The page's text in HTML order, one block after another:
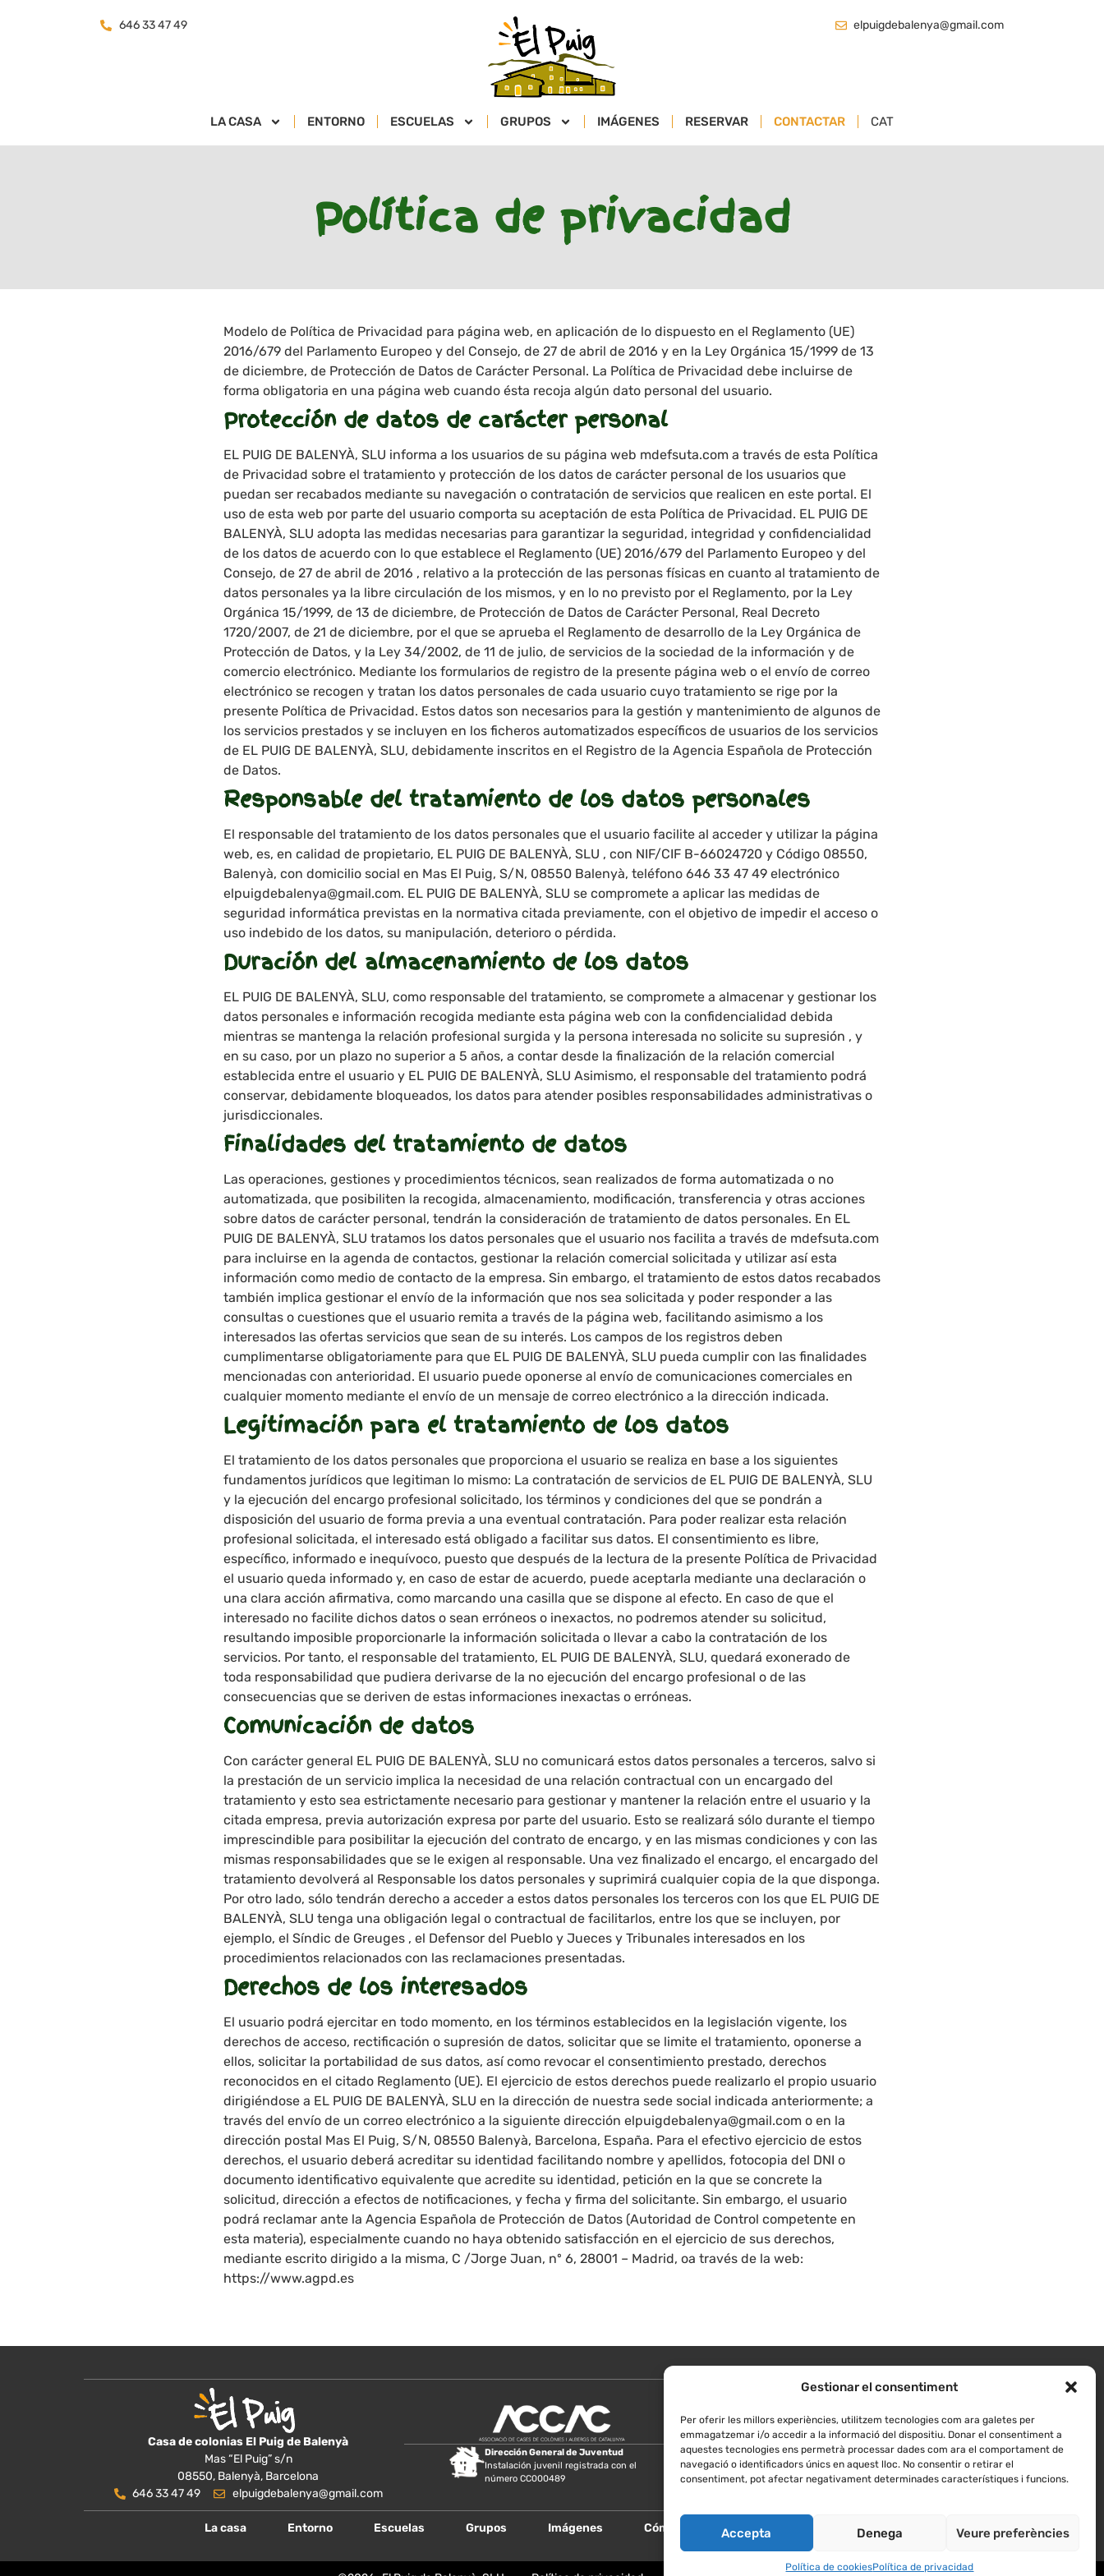
Gestionar el consentiment
Per oferir les millors experiències, utilitzem tecnologies com ara galetes per
emmagatzemar i/o accedir a la informació del dispositiu. Donar el consentiment a
aquestes tecnologies ens permetrà processar dades com ara el comportament de
navegació o identificadors únics en aquest lloc. No consentir o retirar el
consentiment, pot afectar negativament determinades característiques i funcions.
Accepta Denega Veure preferències
Política de cookiesPolítica de privacidad
646 33 47 49 elpuigdebalenya@gmail.com
LA CASA ENTORNO ESCUELAS GRUPOS IMÁGENES RESERVAR CONTACTAR CAT
Política de privacidad
Modelo de Política de Privacidad para página web, en aplicación de lo dispuesto en el Reglamento (UE)
2016/679 del Parlamento Europeo y del Consejo, de 27 de abril de 2016 y en la Ley Orgánica 15/1999 de 13
de diciembre, de Protección de Datos de Carácter Personal. La Política de Privacidad debe incluirse de
forma obligatoria en una página web cuando ésta recoja algún dato personal del usuario.
Protección de datos de carácter personal
EL PUIG DE BALENYÀ, SLU informa a los usuarios de su página web mdefsuta.com a través de esta Política
de Privacidad sobre el tratamiento y protección de los datos de carácter personal de los usuarios que
puedan ser recabados mediante su navegación o contratación de servicios que realicen en este portal. El
uso de esta web por parte del usuario comporta su aceptación de esta Política de Privacidad. EL PUIG DE
BALENYÀ, SLU adopta las medidas necesarias para garantizar la seguridad, integridad y confidencialidad
de los datos de acuerdo con lo que establece el Reglamento (UE) 2016/679 del Parlamento Europeo y del
Consejo, de 27 de abril de 2016 , relativo a la protección de las personas físicas en cuanto al tratamiento de
datos personales ya la libre circulación de los mismos, y en lo no previsto por el Reglamento, por la Ley
Orgánica 15/1999, de 13 de diciembre, de Protección de Datos de Carácter Personal, Real Decreto
1720/2007, de 21 de diciembre, por el que se aprueba el Reglamento de desarrollo de la Ley Orgánica de
Protección de Datos, y la Ley 34/2002, de 11 de julio, de servicios de la sociedad de la información y de
comercio electrónico. Mediante los formularios de registro de la presente página web o el envío de correo
electrónico se recogen y tratan los datos personales de cada usuario cuyo tratamiento se rige por la
presente Política de Privacidad. Estos datos son necesarios para la gestión y mantenimiento de algunos de
los servicios prestados y se incluyen en los ficheros automatizados específicos de usuarios de los servicios
de EL PUIG DE BALENYÀ, SLU, debidamente inscritos en el Registro de la Agencia Española de Protección
de Datos.
Responsable del tratamiento de los datos personales
El responsable del tratamiento de los datos personales que el usuario facilite al acceder y utilizar la página
web, es, en calidad de propietario, EL PUIG DE BALENYÀ, SLU , con NIF/CIF B-66024720 y Código 08550,
Balenyà, con domicilio social en Mas El Puig, S/N, 08550 Balenyà, teléfono 646 33 47 49 electrónico
elpuigdebalenya@gmail.com. EL PUIG DE BALENYÀ, SLU se compromete a aplicar las medidas de
seguridad informática previstas en la normativa citada previamente, con el objetivo de impedir el acceso o
uso indebido de los datos, su manipulación, deterioro o pérdida.
Duración del almacenamiento de los datos
EL PUIG DE BALENYÀ, SLU, como responsable del tratamiento, se compromete a almacenar y gestionar los
datos personales e información recogida mediante esta página web con la confidencialidad debida
mientras se mantenga la relación profesional surgida y la persona interesada no solicite su supresión , y
en su caso, por un plazo no superior a 5 años, a contar desde la finalización de la relación comercial
establecida entre el usuario y EL PUIG DE BALENYÀ, SLU Asimismo, el responsable del tratamiento podrá
conservar, debidamente bloqueados, los datos para atender posibles responsabilidades administrativas o
jurisdiccionales.
Finalidades del tratamiento de datos
Las operaciones, gestiones y procedimientos técnicos, sean realizados de forma automatizada o no
automatizada, que posibiliten la recogida, almacenamiento, modificación, transferencia y otras acciones
sobre datos de carácter personal, tendrán la consideración de tratamiento de datos personales. En EL
PUIG DE BALENYÀ, SLU tratamos los datos personales que el usuario nos facilita a través de mdefsuta.com
para incluirse en la agenda de contactos, gestionar la relación comercial solicitada y utilizar así esta
información como medio de contacto de la empresa. Sin embargo, el tratamiento de estos datos recabados
también implica gestionar el envío de la información que nos sea solicitada y poder responder a las
consultas o cuestiones que el usuario remita a través de la página web, facilitando asimismo a los
interesados ​​las ofertas servicios que sean de su interés. Los campos de los registros deben
cumplimentarse obligatoriamente para que EL PUIG DE BALENYÀ, SLU pueda cumplir con las finalidades
mencionadas con anterioridad. El usuario puede oponerse al envío de comunicaciones comerciales en
cualquier momento mediante el envío de un mensaje de correo electrónico a la dirección indicada.
Legitimación para el tratamiento de los datos
El tratamiento de los datos personales que proporciona el usuario se realiza en base a los siguientes
fundamentos jurídicos que legitiman lo mismo: La contratación de servicios de EL PUIG DE BALENYÀ, SLU
y la ejecución del encargo profesional solicitado, los términos y condiciones del que se pondrán a
disposición del usuario de forma previa a una eventual contratación. Para poder realizar esta relación
profesional solicitada, el interesado está obligado a facilitar sus datos. El consentimiento es libre,
específico, informado e inequívoco, puesto que después de la lectura de la presente Política de Privacidad
el usuario queda informado y, en caso de estar de acuerdo, puede aceptarla mediante una declaración o
una clara acción afirmativa, como marcando una casilla que se dispone al efecto. En caso de que el
interesado no facilite dichos datos o sean erróneos o inexactos, no podremos atender su solicitud,
resultando imposible proporcionarle la información solicitada o llevar a cabo la contratación de los
servicios. Por tanto, el responsable del tratamiento, EL PUIG DE BALENYÀ, SLU, quedará exonerado de
toda responsabilidad que pudiera derivarse de la no ejecución del encargo profesional o de las
consecuencias que se deriven de estas informaciones inexactas o erróneas.
Comunicación de datos
Con carácter general EL PUIG DE BALENYÀ, SLU no comunicará estos datos personales a terceros, salvo si
la prestación de un servicio implica la necesidad de una relación contractual con un encargado del
tratamiento y esto sea estrictamente necesario para gestionar y mantener la relación entre el usuario y la
citada empresa, previa autorización expresa por parte del usuario. Esto se realizará sólo durante el tiempo
imprescindible para posibilitar la ejecución del contrato de encargo, y en las mismas condiciones y con las
mismas responsabilidades que se le exigen al responsable. Una vez finalizado el encargo, el encargado del
tratamiento devolverá al Responsable los datos personales y suprimirá cualquier copia de la que disponga.
Por otro lado, sólo tendrán derecho a acceder a estos datos personales los terceros con los que EL PUIG DE
BALENYÀ, SLU tenga una obligación legal o contractual de facilitarlos, entre los que se incluyen, por
ejemplo, el Síndic de Greuges , el Defensor del Pueblo y Jueces y Tribunales interesados ​​en los
procedimientos relacionados con las reclamaciones presentadas.
Derechos de los interesados
El usuario podrá ejercitar en todo momento, en los términos establecidos en la legislación vigente, los
derechos de acceso, rectificación o supresión de datos, solicitar que se limite el tratamiento, oponerse a
ellos, solicitar la portabilidad de sus datos, así como revocar el consentimiento prestado, derechos
reconocidos en el citado Reglamento (UE). El ejercicio de estos derechos puede realizarlo el propio usuario
dirigiéndose a EL PUIG DE BALENYÀ, SLU en la dirección de nuestra sede social indicada anteriormente; a
través del envío de un correo electrónico a la siguiente dirección elpuigdebalenya@gmail.com o en la
dirección postal Mas El Puig, S/N, 08550 Balenyà, Barcelona, ​​España. Para el efectivo ejercicio de estos
derechos, el usuario deberá acreditar su identidad facilitando nombre y apellidos, fotocopia del DNI o
documento identificativo equivalente que acredite su identidad, petición en la que se concrete la
solicitud, dirección a efectos de notificaciones, y fecha y firma del solicitante. Sin embargo, el usuario
podrá reclamar ante la Agencia Española de Protección de Datos (Autoridad de Control competente en
esta materia), especialmente cuando no haya obtenido satisfacción en el ejercicio de sus derechos,
mediante escrito dirigido a la misma, C /Jorge Juan, nº 6, 28001 – Madrid, oa través de la web:
https://www.agpd.es
Casa de colonias El Puig de Balenyà
Mas “El Puig” s/n
08550, Balenyà, Barcelona
646 33 47 49
elpuigdebalenya@gmail.com
Dirección General de Juventud
Instalación juvenil registrada con el
número CC000489
La casa Entorno Escuelas Grupos Imágenes Cómo llegar Reservar Contactar